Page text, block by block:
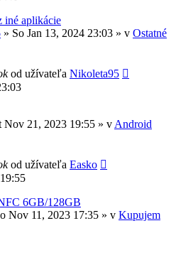
iné aplikácie
» So Jan 13, 2024 23:03 » v Ostatné
od užívateľa Nikoleta95
Nov 21, 2023 19:55 » v Android
od užívateľa Easko
6GB/128GB
Nov 11, 2023 17:35 » v Kupujem